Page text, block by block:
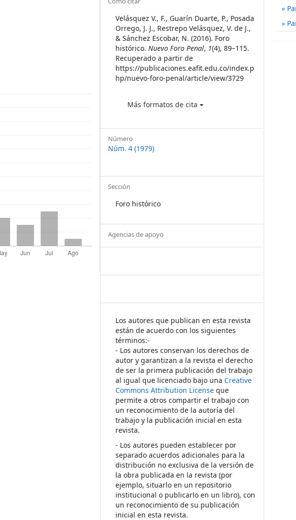
Details
Velásquez V., F., Guarín Duarte, P., Posada
Orrego, J. J., Restrepo Velásquez, V. de J.,
& Sánchez Escobar, N. (2016). Foro
histórico.Nuevo Foro Penal, 1(4), 89–115.
Recuperado a partir de
https://publicaciones.eafit.edu.co/index.p
hp/nuevo-foro-penal/article/view/3729
Más formatos de cita
Número
Núm. 4 (1979)
Sección
Foro histórico
Agencias de apoyo
Los autores que publican en esta revista
están de acuerdo con los siguientes
términos:-
- Los autores conservan los derechos de
autor y garantizan a la revista el derecho
de ser la primera publicación del trabajo
al igual que licenciado bajo unaCreative
Commons Attribution License que
permite a otros compartir el trabajo con
un reconocimiento de la autoría del
trabajo y la publicación inicial en esta
revista.
- Los autores pueden establecer por
separado acuerdos adicionales para la
distribución no exclusiva de la versión de
la obra publicada en la revista (por
ejemplo, situarlo en un repositorio
institucional o publicarlo en un libro), con
un reconocimiento de su publicación
inicial en esta revista.